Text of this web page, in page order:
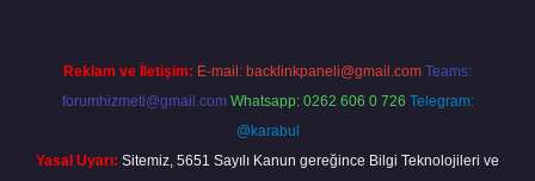
Reklam ve İletişim: E-mail: backlinkpaneli@gmail.com Teams:
forumhizmeti@gmail.com Whatsapp: 0262 606 0 726 Telegram:
@karabul
Yasal Uyarı: Sitemiz, 5651 Sayılı Kanun gereğince Bilgi Teknolojileri ve